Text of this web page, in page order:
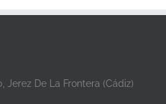
Jerez De La Frontera (Cádiz)